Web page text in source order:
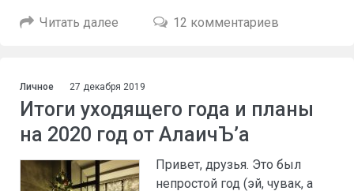
Читать далее 12 комментариев
Личное 27 декабря 2019
Итоги уходящего года и планы
на 2020 год от АлаичЪ’а
Привет, друзья. Это был
непростой год (эй, чувак, а